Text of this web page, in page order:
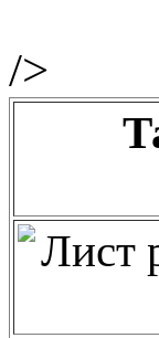
/>